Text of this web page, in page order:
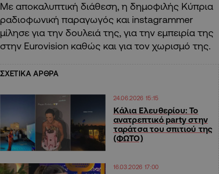
Με αποκαλυπτική διάθεση, η δημοφιλής Κύπρια
ραδιοφωνική παραγωγός και instagrammer
μίλησε για την δουλειά της, για την εμπειρία της
στην Eurovision καθώς και για τον χωρισμό της.
ΣΧΕΤΙΚΑ ΑΡΘΡΑ
24.06.2026 15:15
Κάλια Ελευθερίου: Το
ανατρεπτικό party στην
ταράτσα του σπιτιού της
(ΦΩΤΟ)
16.03.2026 17:00